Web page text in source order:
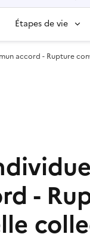
Étapes de vie
accord - Rupture
-